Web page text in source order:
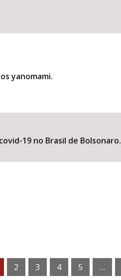
yanomami.
19 no Brasil de Bolsonaro.
2 3 4 5 …